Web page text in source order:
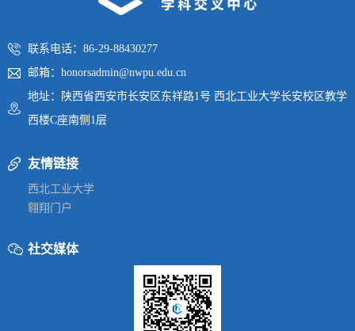
联系电话：86-29-88430277
邮箱：honorsadmin@nwpu.edu.cn
地址：陕西省西安市长安区东祥路1号 西北工业大学长安校区教学
西楼C座南侧1层
友情链接
西北工业大学
翱翔门户
社交媒体